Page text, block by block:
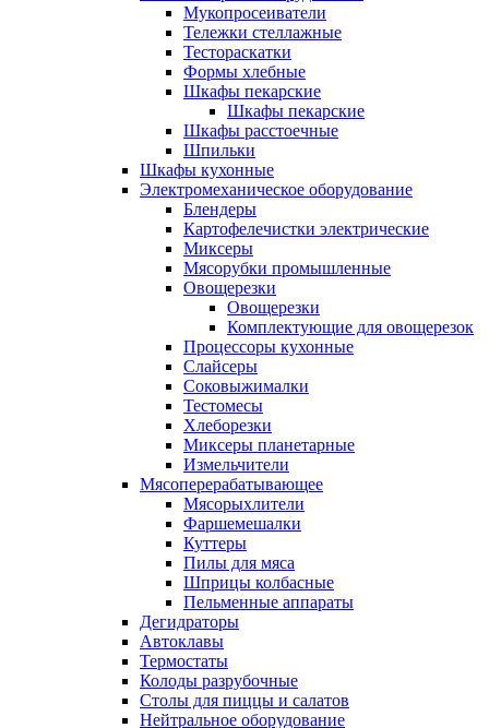
Мукопросеиватели
Тележки стеллажные
Тестораскатки
Формы хлебные
Шкафы пекарские
Шкафы пекарские
Шкафы расстоечные
Шпильки
Шкафы кухонные
Электромеханическое оборудование
Блендеры
Картофелечистки электрические
Миксеры
Мясорубки промышленные
Овощерезки
Овощерезки
Комплектующие для овощерезок
Процессоры кухонные
Слайсеры
Соковыжималки
Тестомесы
Хлеборезки
Миксеры планетарные
Измельчители
Мясоперерабатывающее
Мясорыхлители
Фаршемешалки
Куттеры
Пилы для мяса
Шприцы колбасные
Пельменные аппараты
Дегидраторы
Автоклавы
Термостаты
Колоды разрубочные
Столы для пиццы и салатов
Нейтральное оборудование